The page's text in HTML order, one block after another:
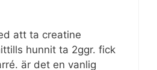
att ta creatine
hunnit ta 2ggr. fick
är det en vanlig